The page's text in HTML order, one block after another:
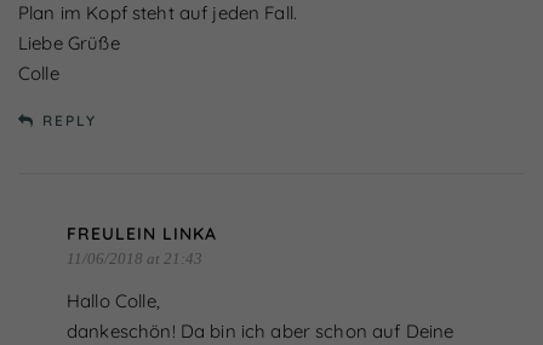
Plan im Kopf steht auf jeden Fall.
Liebe Grüße
Colle
REPLY
FREULEIN LINKA
11/06/2018 at 21:43
Hallo Colle,
dankeschön! Da bin ich aber schon auf Deine